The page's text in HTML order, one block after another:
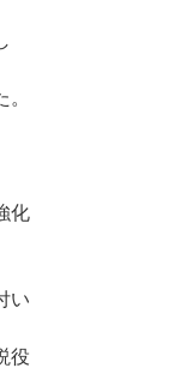
化
い
役